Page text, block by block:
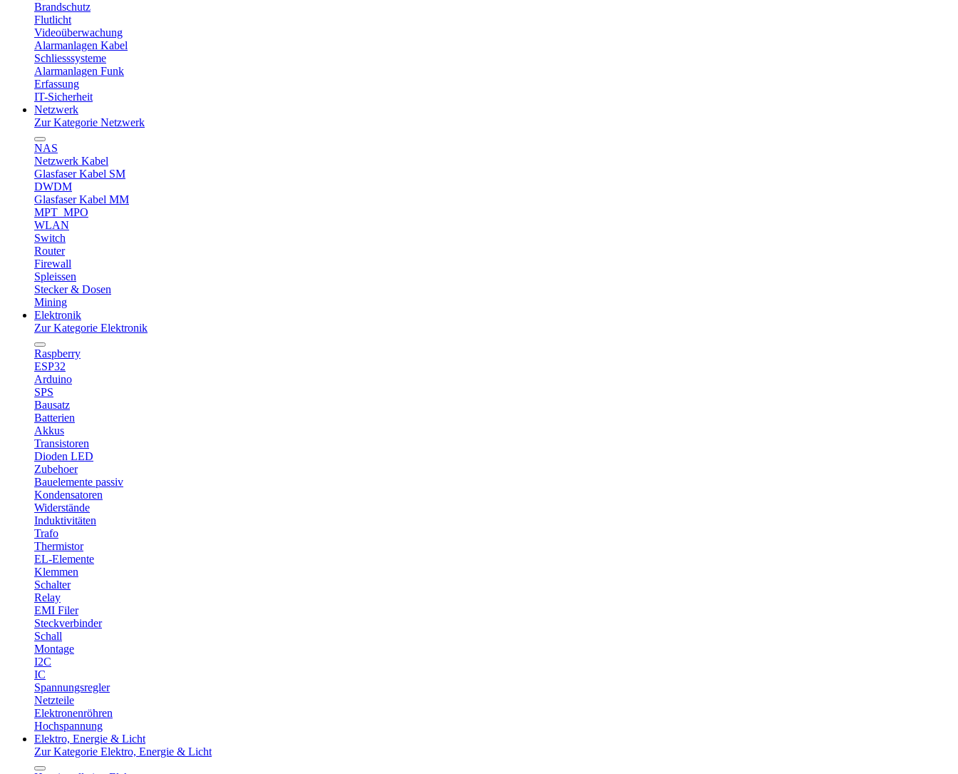
Brandschutz
Flutlicht
Videoüberwachung
Alarmanlagen Kabel
Schliesssysteme
Alarmanlagen Funk
Erfassung
IT-Sicherheit
Netzwerk
Zur Kategorie Netzwerk
NAS
Netzwerk Kabel
Glasfaser Kabel SM
DWDM
Glasfaser Kabel MM
MPT_MPO
WLAN
Switch
Router
Firewall
Spleissen
Stecker & Dosen
Mining
Elektronik
Zur Kategorie Elektronik
Raspberry
ESP32
Arduino
SPS
Bausatz
Batterien
Akkus
Transistoren
Dioden LED
Zubehoer
Bauelemente passiv
Kondensatoren
Widerstände
Induktivitäten
Trafo
Thermistor
EL-Elemente
Klemmen
Schalter
Relay
EMI Filer
Steckverbinder
Schall
Montage
I2C
IC
Spannungsregler
Netzteile
Elektronenröhren
Hochspannung
Elektro, Energie & Licht
Zur Kategorie Elektro, Energie & Licht